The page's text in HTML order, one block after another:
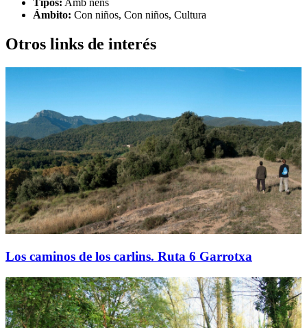
Ámbito: Con niños, Con niños, Cultura
Otros links de interés
Los caminos de los carlins. Ruta 6 Garrotxa